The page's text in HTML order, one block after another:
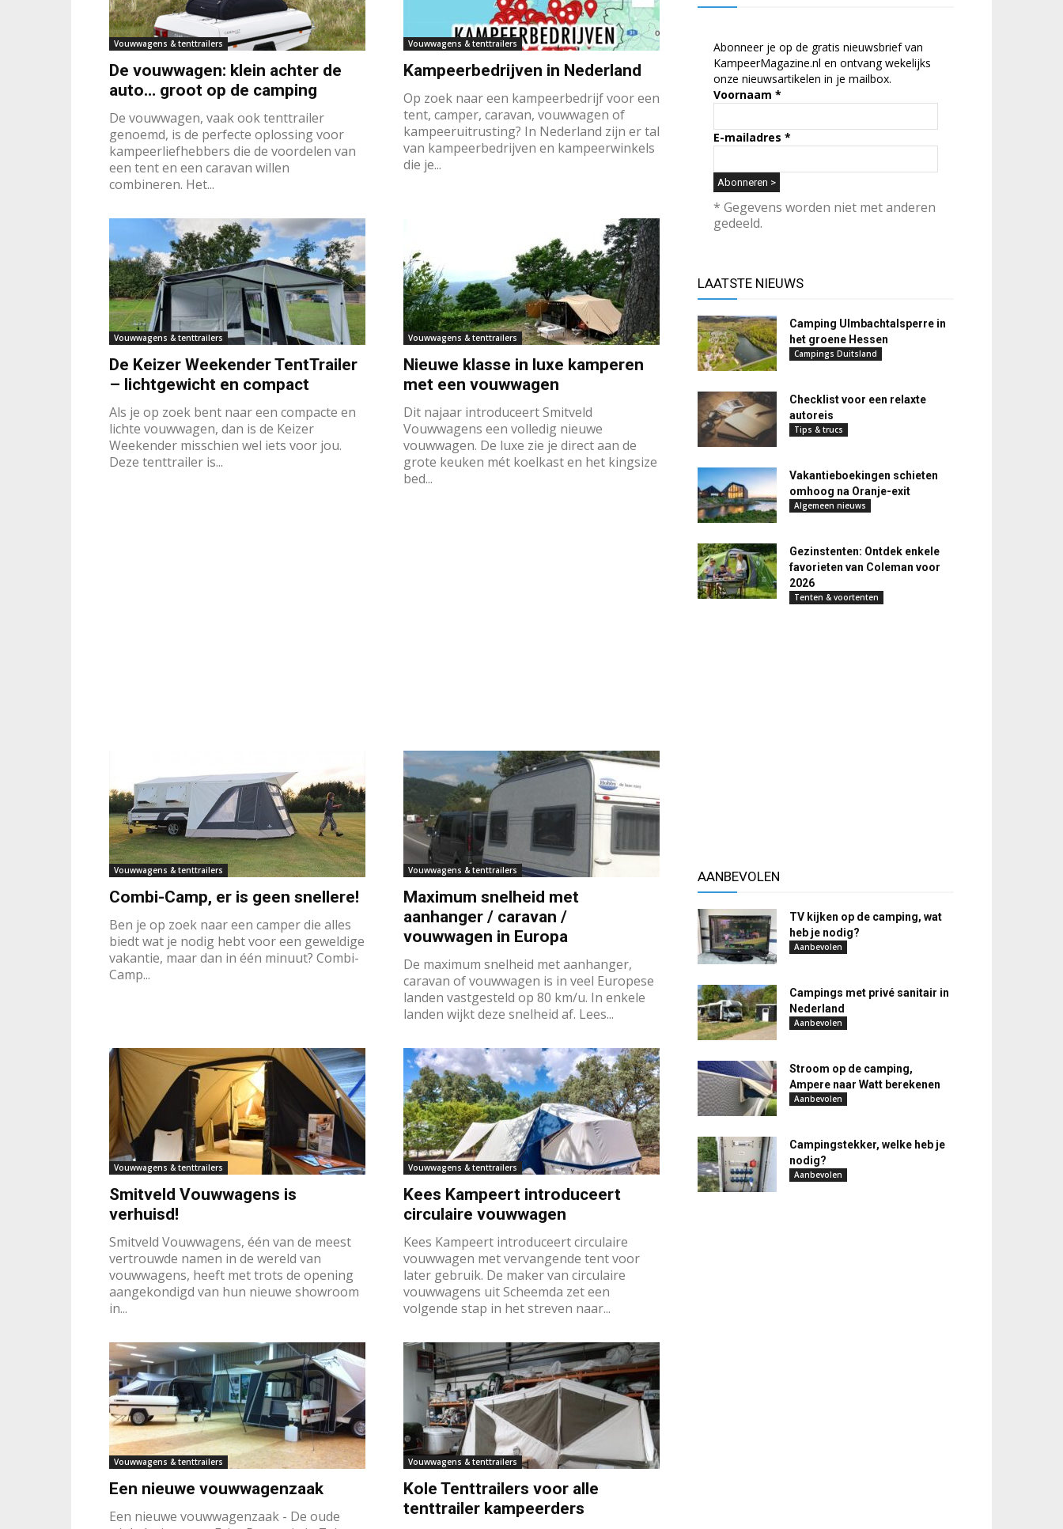
Vouwwagens & tenttrailers
De vouwwagen: klein achter de
auto… groot op de camping
De vouwwagen, vaak ook tenttrailer
genoemd, is de perfecte oplossing voor
kampeerliefhebbers die de voordelen van
een tent en een caravan willen
combineren. Het...
Vouwwagens & tenttrailers
Kampeerbedrijven in Nederland
Op zoek naar een kampeerbedrijf voor een
tent, camper, caravan, vouwwagen of
kampeeruitrusting? In Nederland zijn er tal
van kampeerbedrijven en kampeerwinkels
die je...
Vouwwagens & tenttrailers
De Keizer Weekender TentTrailer
– lichtgewicht en compact
Als je op zoek bent naar een compacte en
lichte vouwwagen, dan is de Keizer
Weekender misschien wel iets voor jou.
Deze tenttrailer is...
Vouwwagens & tenttrailers
Nieuwe klasse in luxe kamperen
met een vouwwagen
Dit najaar introduceert Smitveld
Vouwwagens een volledig nieuwe
vouwwagen. De luxe zie je direct aan de
grote keuken mét koelkast en het kingsize
bed...
Vouwwagens & tenttrailers
Combi-Camp, er is geen snellere!
Ben je op zoek naar een camper die alles
biedt wat je nodig hebt voor een geweldige
vakantie, maar dan in één minuut? Combi-
Camp...
Vouwwagens & tenttrailers
Maximum snelheid met
aanhanger / caravan /
vouwwagen in Europa
De maximum snelheid met aanhanger,
caravan of vouwwagen is in veel Europese
landen vastgesteld op 80 km/u. In enkele
landen wijkt deze snelheid af. Lees...
Vouwwagens & tenttrailers
Smitveld Vouwwagens is
verhuisd!
Smitveld Vouwwagens, één van de meest
vertrouwde namen in de wereld van
vouwwagens, heeft met trots de opening
aangekondigd van hun nieuwe showroom
in...
Vouwwagens & tenttrailers
Kees Kampeert introduceert
circulaire vouwwagen
Kees Kampeert introduceert circulaire
vouwwagen met vervangende tent voor
later gebruik. De maker van circulaire
vouwwagens uit Scheemda zet een
volgende stap in het streven naar...
Vouwwagens & tenttrailers
Een nieuwe vouwwagenzaak
Een nieuwe vouwwagenzaak - De oude
Vouwwagens & tenttrailers
Kole Tenttrailers voor alle
tenttrailer kampeerders
Abonneer je op de gratis nieuwsbrief van
KampeerMagazine.nl en ontvang wekelijks
onze nieuwsartikelen in je mailbox.
Voornaam *
E-mailadres *
* Gegevens worden niet met anderen
gedeeld.
LAATSTE NIEUWS
Camping Ulmbachtalsperre in
het groene Hessen
Campings Duitsland
Checklist voor een relaxte
autoreis
Tips & trucs
Vakantieboekingen schieten
omhoog na Oranje-exit
Algemeen nieuws
Gezinstenten: Ontdek enkele
favorieten van Coleman voor
2026
Tenten & voortenten
AANBEVOLEN
TV kijken op de camping, wat
heb je nodig?
Aanbevolen
Campings met privé sanitair in
Nederland
Aanbevolen
Stroom op de camping,
Ampere naar Watt berekenen
Aanbevolen
Campingstekker, welke heb je
nodig?
Aanbevolen